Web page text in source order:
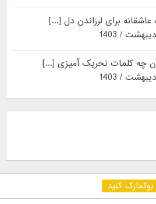
برای لرزاندن دل [...]
چه کلمات تحریک آمیزی [...]
بوکمارک کنید